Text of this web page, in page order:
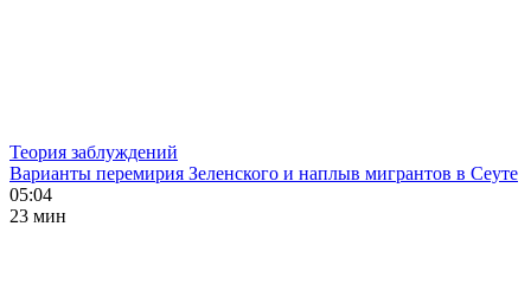
Теория заблуждений
Варианты перемирия Зеленского и наплыв мигрантов в Сеуте
05:04
23 мин